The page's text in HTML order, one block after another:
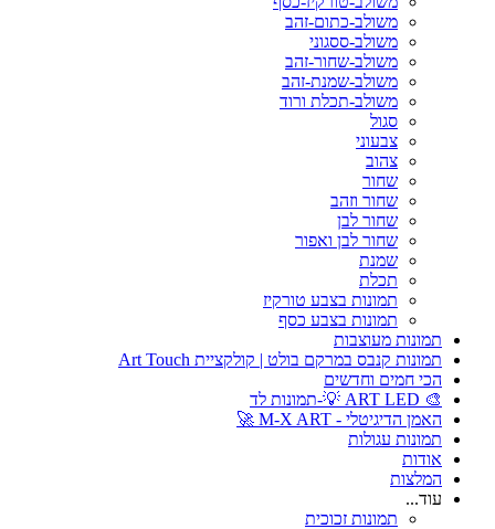
משולב-כתום-זהב
משולב-ססגוני
משולב-שחור-זהב
משולב-שמנת-זהב
משולב-תכלת ורוד
סגול
צבעוני
צהוב
שחור
שחור וזהב
שחור לבן
שחור לבן ואפור
שמנת
תכלת
תמונות בצבע טורקיז
תמונות בצבע כסף
תמונות מעוצבות
תמונות קנבס במרקם בולט | קולקציית Art Touch
הכי חמים וחדשים
🎨 ART LED 💡-תמונות לד
האמן הדיגיטלי - M-X ART 🚀
תמונות עגולות
אודות
המלצות
עוד...
תמונות זכוכית